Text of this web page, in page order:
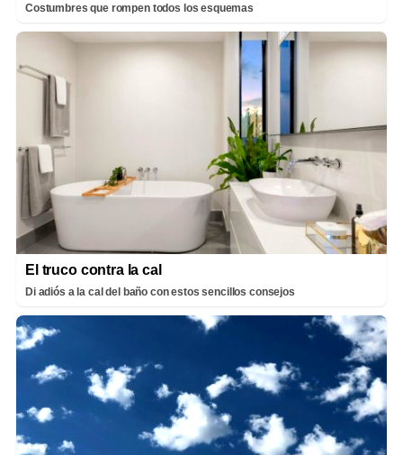
Costumbres que rompen todos los esquemas
El truco contra la cal
Di adiós a la cal del baño con estos sencillos consejos